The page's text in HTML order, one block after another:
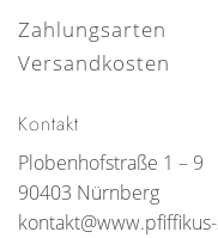
Zahlungsarten
Versandkosten
Kontakt
Plobenhofstraße 1 – 9
90403 Nürnberg